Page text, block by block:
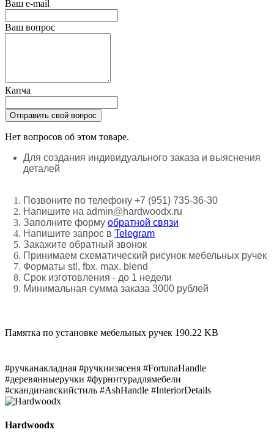
Ваш e-mail
Ваш вопрос
Капча
Отправить свой вопрос
Нет вопросов об этом товаре.
Для создания индивидуального заказа и выяснения
деталей
Позвоните по телефону +7 (951) 735-36-30
Напишите на admin@hardwoodx.ru
Заполните форму обратной связи
Напишите запрос в Telegram
Закажите обратный звонок
Принимаем схематический рисунок мебельных ручек
Форматы stl, fbx. max. blend
Срок изготовления - до 1 недели
Минимальная сумма заказа 3000 рублей
Памятка по установке мебельных ручек 190.22 KB
#ручканакладная #ручкиизясеня #FortunaHandle
#деревянныеручки #фурнитурадлямебели
#скандинавскийстиль #AshHandle #InteriorDetails
Hardwoodx